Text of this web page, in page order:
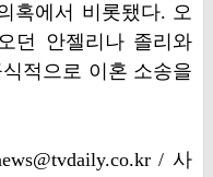
혹에서 비롯됐다. 오
던 안젤리나 졸리와
적으로 이혼 소송을
/ 사